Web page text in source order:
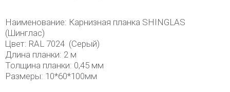
Наименование: Карнизная планка SHINGLAS
(Шинглас)
Цвет: RAL 7024 (Серый)
Длина планки: 2 м
Толщина планки: 0,45 мм
Размеры: 10*60*100мм